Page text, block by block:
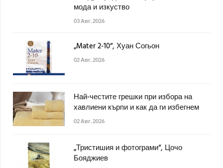
мода и изкуство
03 Авг. 2026
„Mater 2-10“, Хуан Согьон
02 Авг. 2026
Най-честите грешки при избора на
хавлиени кърпи и как да ги избегнем
02 Авг. 2026
„Тристишия и фотограми“, Цочо
Бояджиев